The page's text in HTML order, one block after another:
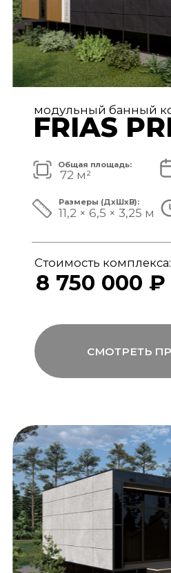
6 950 000 ₽
11,7 × 3,9 × 3,25 м
80 дней
48 м²
Общая площадь:
модульный банный комплекс
TISAN LUXE